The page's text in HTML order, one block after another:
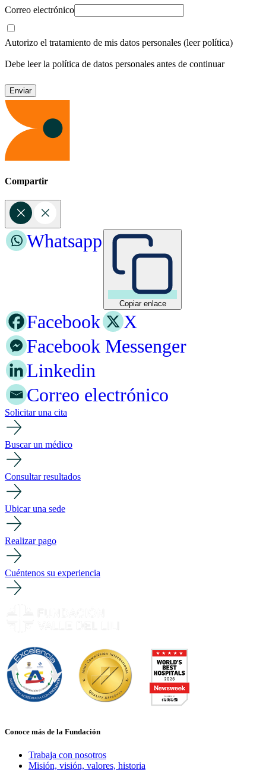
Correo electrónico
Autorizo el tratamiento de mis datos personales (leer política)
Debe leer la política de datos personales antes de continuar
Compartir
Copiar enlace
Whatsapp
Facebook
X
Facebook Messenger
Linkedin
Correo electrónico
Solicitar una cita
Buscar un médico
Consultar resultados
Ubicar una sede
Realizar pago
Cuéntenos su experiencia
Conoce más de la Fundación
Trabaja con nosotros
Misión, visión, valores, historia